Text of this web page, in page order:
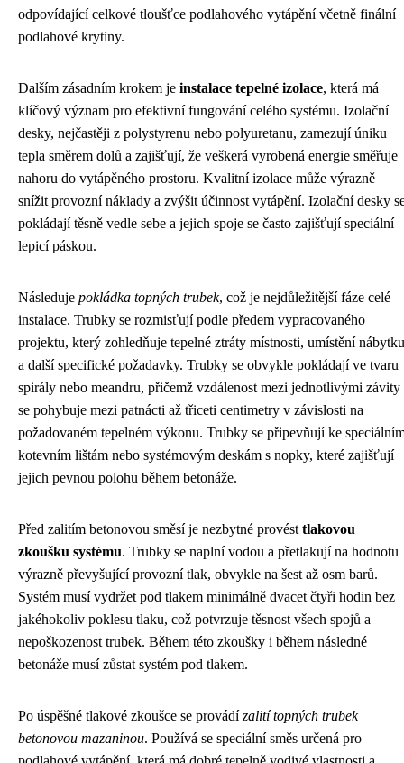
odpovídající celkové tloušťce podlahového vytápění včetně finální
podlahové krytiny.
Dalším zásadním krokem je instalace tepelné izolace, která má
klíčový význam pro efektivní fungování celého systému. Izolační
desky, nejčastěji z polystyrenu nebo polyuretanu, zamezují úniku
tepla směrem dolů a zajišťují, že veškerá vyrobená energie směřuje
nahoru do vytápěného prostoru. Kvalitní izolace může výrazně
snížit provozní náklady a zvýšit účinnost vytápění. Izolační desky
pokládají těsně vedle sebe a jejich spoje se často zajišťují speciální
lepicí páskou.
Následuje pokládka topných trubek, což je nejdůležitější fáze celé
instalace. Trubky se rozmisťují podle předem vypracovaného
projektu, který zohledňuje tepelné ztráty místnosti, umístění nábytku
a další specifické požadavky. Trubky se obvykle pokládají ve tvaru
spirály nebo meandru, přičemž vzdálenost mezi jednotlivými závity
se pohybuje mezi patnácti až třiceti centimetry v závislosti na
požadovaném tepelném výkonu. Trubky se připevňují ke
kotevním lištám nebo systémovým deskám s nopky, které zajišťují
jejich pevnou polohu během betonáže.
Před zalitím betonovou směsí je nezbytné provést tlakovou
zkoušku systému. Trubky se naplní vodou a přetlakují na hodnotu
výrazně převyšující provozní tlak, obvykle na šest až osm barů.
Systém musí vydržet pod tlakem minimálně dvacet čtyři hodin bez
jakéhokoliv poklesu tlaku, což potvrzuje těsnost všech spojů a
nepoškozenost trubek. Během této zkoušky i během následné
betonáže musí zůstat systém pod tlakem.
Po úspěšné tlakové zkoušce se provádízalití topných trubek
betonovou mazaninou. Používá se speciální směs určená pro